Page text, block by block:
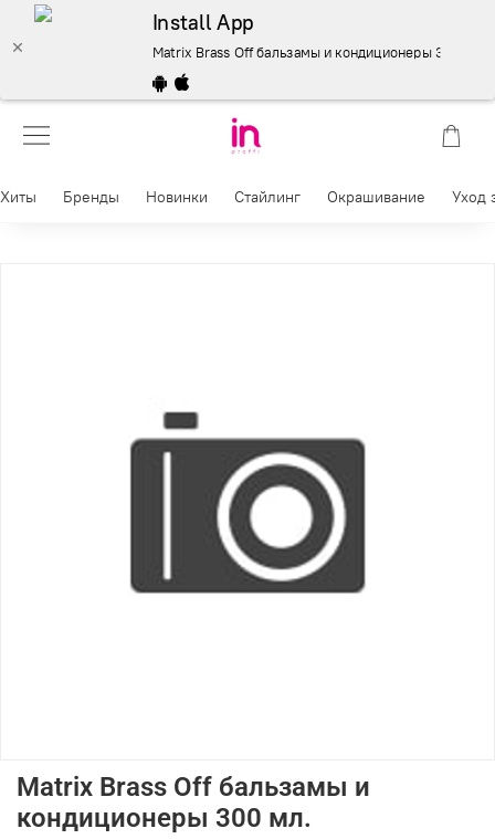
Install App
Matrix Brass Off бальзамы и кондиционеры 300 мл.
Хиты Бренды Новинки Стайлинг Окрашивание Уход
Matrix Brass Off бальзамы и
кондиционеры 300 мл.